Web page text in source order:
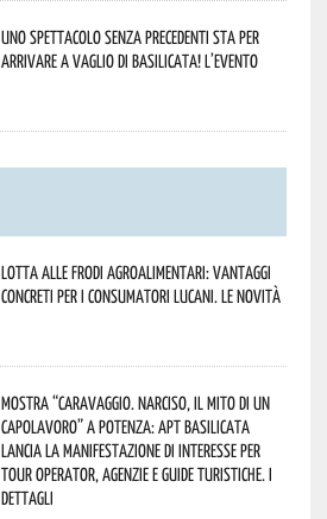
Uno spettacolo senza precedenti sta per
arrivare a Vaglio di Basilicata! L’evento
Lotta alle frodi agroalimentari: vantaggi
concreti per i consumatori lucani. Le novità
Mostra “Caravaggio. Narciso, il mito di un
capolavoro” a Potenza: APT Basilicata
lancia la manifestazione di interesse per
Tour Operator, Agenzie e Guide Turistiche. I
dettagli